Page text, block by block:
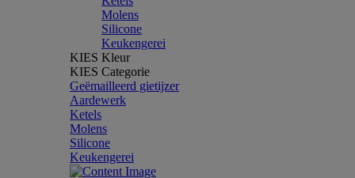
Molens
Silicone
Keukengerei
KIES Kleur
KIES Categorie
Geëmailleerd gietijzer
Aardewerk
Ketels
Molens
Silicone
Keukengerei